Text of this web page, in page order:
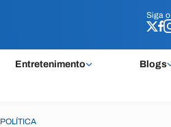
Siga o
Entretenimento Blogs
Siga o
POLÍTICA